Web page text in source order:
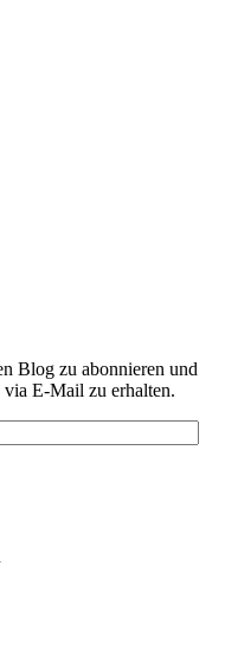
Blog zu abonnieren und
E-Mail zu erhalten.